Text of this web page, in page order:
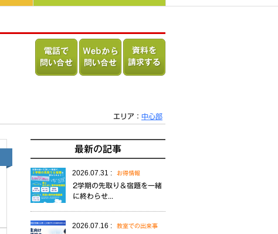
エリア： 中心部
最新の記事
2026.07.31 : お得情報
2学期の先取り＆宿題を一緒
に終わらせ...
2026.07.16 : 教室での出来事